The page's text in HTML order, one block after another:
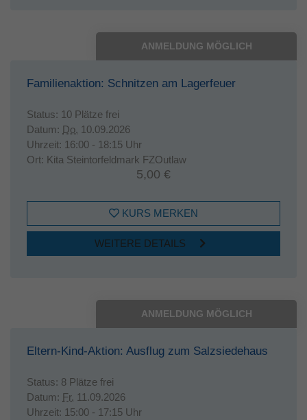
ANMELDUNG MÖGLICH
Familienaktion: Schnitzen am Lagerfeuer
Status: 10 Plätze frei
Datum: Do. 10.09.2026
Uhrzeit: 16:00 - 18:15 Uhr
Ort: Kita Steintorfeldmark FZOutlaw
5,00 €
KURS MERKEN
WEITERE DETAILS
ANMELDUNG MÖGLICH
Eltern-Kind-Aktion: Ausflug zum Salzsiedehaus
Status: 8 Plätze frei
Datum: Fr. 11.09.2026
Uhrzeit: 15:00 - 17:15 Uhr